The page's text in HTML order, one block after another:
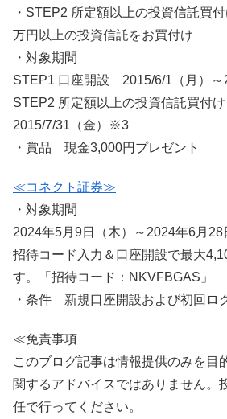
・STEP2 所定額以上の投資信託買
万円以上の投資信託をお買付け
・対象期間
STEP1 口座開設 2015/6/1（月）～
STEP2 所定額以上の投資信託買付
2015/7/31（金）※3
・賞品 現金3,000円プレゼント
≪コネクト証券≫
・対象期間
2024年5月9日（木）～2024年6月28
招待コード入力＆口座開設で最大
す。「招待コード：NKVFBGAS」
・条件 新規口座開設および初回ロ
≪免責事項
このブログ記事は情報提供のみを目
関するアドバイスではありません。
任で行ってください。